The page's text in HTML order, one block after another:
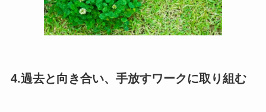
4.過去と向き合い、手放すワークに取り組む